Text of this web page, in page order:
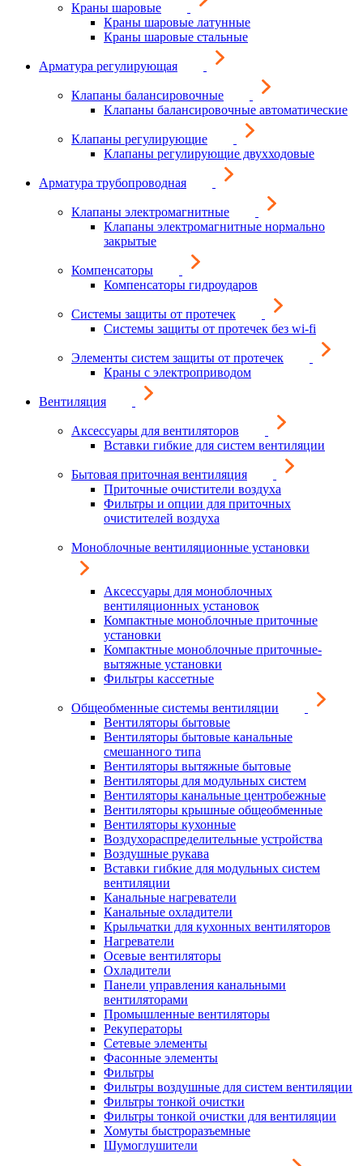
Краны шаровые
Краны шаровые латунные
Краны шаровые стальные
Арматура регулирующая
Клапаны балансировочные
Клапаны балансировочные автоматические
Клапаны регулирующие
Клапаны регулирующие двухходовые
Арматура трубопроводная
Клапаны электромагнитные
Клапаны электромагнитные нормально
закрытые
Компенсаторы
Компенсаторы гидроударов
Системы защиты от протечек
Системы защиты от протечек без wi-fi
Элементы систем защиты от протечек
Краны с электроприводом
Вентиляция
Аксессуары для вентиляторов
Вставки гибкие для систем вентиляции
Бытовая приточная вентиляция
Приточные очистители воздуха
Фильтры и опции для приточных
очистителей воздуха
Моноблочные вентиляционные установки
Аксессуары для моноблочных
вентиляционных установок
Компактные моноблочные приточные
установки
Компактные моноблочные приточные-
вытяжные установки
Фильтры кассетные
Общеобменные системы вентиляции
Вентиляторы бытовые
Вентиляторы бытовые канальные
смешанного типа
Вентиляторы вытяжные бытовые
Вентиляторы для модульных систем
Вентиляторы канальные центробежные
Вентиляторы крышные общеобменные
Вентиляторы кухонные
Воздухораспределительные устройства
Воздушные рукава
Вставки гибкие для модульных систем
вентиляции
Канальные нагреватели
Канальные охладители
Крыльчатки для кухонных вентиляторов
Нагреватели
Осевые вентиляторы
Охладители
Панели управления канальными
вентиляторами
Промышленные вентиляторы
Рекуператоры
Сетевые элементы
Фасонные элементы
Фильтры
Фильтры воздушные для систем вентиляции
Фильтры тонкой очистки
Фильтры тонкой очистки для вентиляции
Хомуты быстроразъемные
Шумоглушители